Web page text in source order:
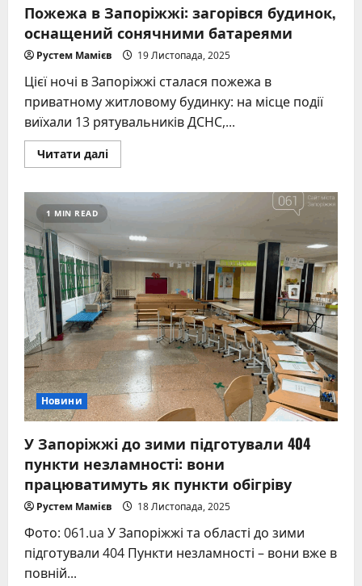
Пожежа в Запоріжжі: загорівся будинок,
оснащений сонячними батареями
Рустем Мамієв 19 Листопада, 2025
Цієї ночі в Запоріжжі сталася пожежа в
приватному житловому будинку: на місце події
виїхали 13 рятувальників ДСНС,...
Читати даліRead
more
загорівся
будинок,
оснащений
сонячними
батареями
1 MIN READ
Новини
У Запоріжжі до зими підготували 404
пункти незламності: вони
працюватимуть як пункти обігріву
Рустем Мамієв 18 Листопада, 2025
Фото: 061.ua У Запоріжжі та області до зими
підготували 404 Пункти незламності – вони вже в
повній...